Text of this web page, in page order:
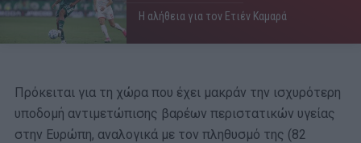
Η αλήθεια για τον Ετιέν Καμαρά
Πρόκειται για τη χώρα που έχει μακράν την ισχυρότερη
υποδομή αντιμετώπισης βαρέων περιστατικών υγείας
στην Ευρώπη, αναλογικά με τον πληθυσμό της (82